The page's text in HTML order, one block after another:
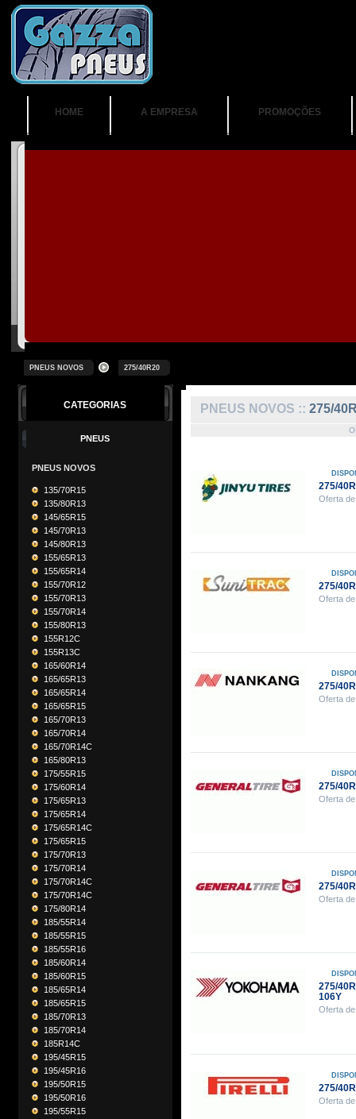
HOME A EMPRESA PROMOÇÕES
PNEUS NOVOS 275/40R20
CATEGORIAS
PNEUS
PNEUS NOVOS
135/70R15
135/80R13
145/65R15
145/70R13
145/80R13
155/65R13
155/65R14
155/70R12
155/70R13
155/70R14
155/80R13
155R12C
155R13C
165/60R14
165/65R13
165/65R14
165/65R15
165/70R13
165/70R14
165/70R14C
165/80R13
175/55R15
175/60R14
175/65R13
175/65R14
175/65R14C
175/65R15
175/70R13
175/70R14
175/70R14C
175/70R14C
175/80R14
185/55R14
185/55R15
185/55R16
185/60R14
185/60R15
185/65R14
185/65R15
185/70R13
185/70R14
185R14C
195/45R15
195/45R16
195/50R15
195/50R16
195/55R15
PNEUS NOVOS :: 275/
275/
Oferta
275/
Oferta
275/
Oferta
275/
Oferta
275/
Oferta
275/
106Y
Oferta
275/
Oferta